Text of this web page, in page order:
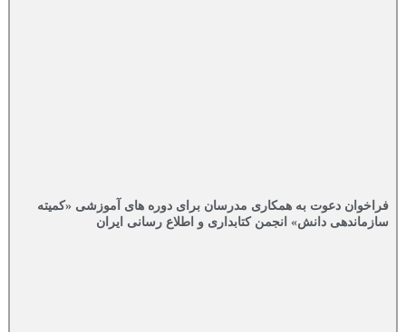
فراخوان دعوت به همکاری مدرسان برای دوره های آموزشی «کمیته
سازماندهی دانش» انجمن کتابداری و اطلاع رسانی ایران